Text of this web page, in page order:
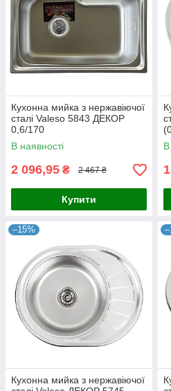
Кухонна мийка з нержавіючої
сталі Valeso 5843 ДЕКОР
0,6/170
В наявності
2 096,95 ₴ 2 467 ₴
Купити
В
–15%
Кухонна мийка з нержавіючої